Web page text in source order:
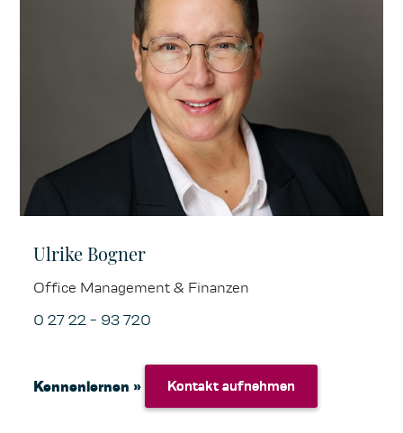
Ulrike Bogner
Office Management & Finanzen
0 27 22 - 93 720
Kennenlernen » Kontakt aufnehmen
Kontakt aufnehmen